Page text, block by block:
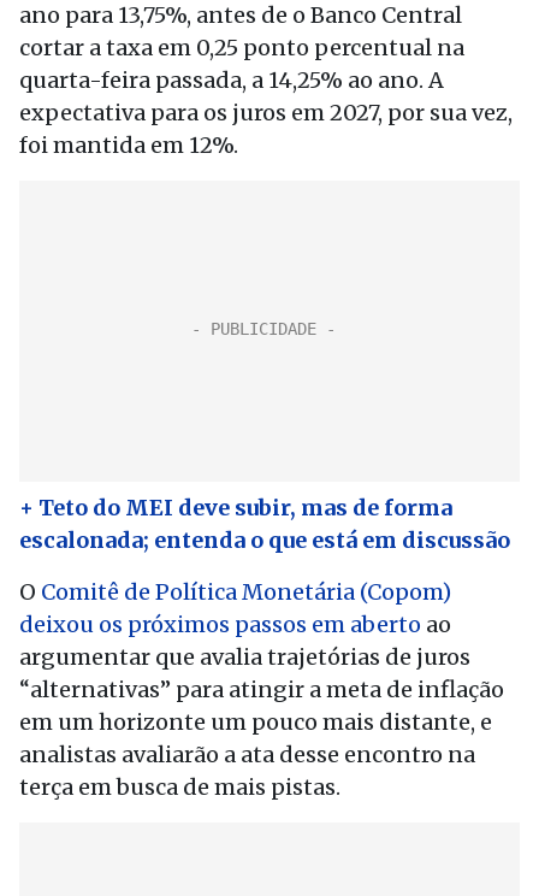
ano para 13,75%, antes de o Banco Central
cortar a taxa em 0,25 ponto percentual na
quarta-feira passada, a 14,25% ao ano. A
expectativa para os juros em 2027, por sua vez,
foi mantida em 12%.
+ Teto do MEI deve subir, mas de forma
escalonada; entenda o que está em discussão
O Comitê de Política Monetária (Copom)
deixou os próximos passos em aberto ao
argumentar que avalia trajetórias de juros
“alternativas” para atingir a meta de inflação
em um horizonte um pouco mais distante, e
analistas avaliarão a ata desse encontro na
terça em busca de mais pistas.